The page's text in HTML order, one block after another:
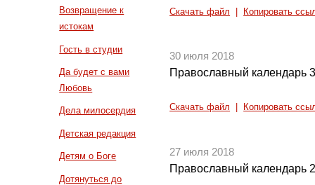
Возвращение к
истокам
Гость в студии
Да будет с вами
Любовь
Дела милосердия
Детская редакция
Детям о Боге
Дотянуться до
Скачать файл Копировать
30 июля 2018
Православный календарь
Скачать файл Копировать
27 июля 2018
Православный календарь